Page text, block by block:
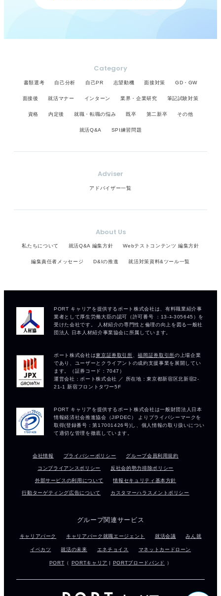
Category
書類選考 自己分析 自己PR 志望動機 面接対策 GD・GW
面接後 就活マナー インターン 業界・企業研究 筆記試験対策
資格 内定後 就職・転職の悩み 既卒 第二新卒 その他
就活Q&A SPI練習問題
Adviser
アドバイザー一覧
About Us
私たちについて 就活Q&A 編集方針 Webテストコンテンツ 編集方針
編集責任者メッセージ D&Iの推進 就活対策資料&ツール一覧
会社情報 プライバシーポリシー グループ会員利用規約
コンプライアンスポリシー 反社会的勢力排除ポリシー
外部サービスの利用について 情報セキュリティ基本方針
行動ターゲティング広告について カスタマーハラスメントポリシー